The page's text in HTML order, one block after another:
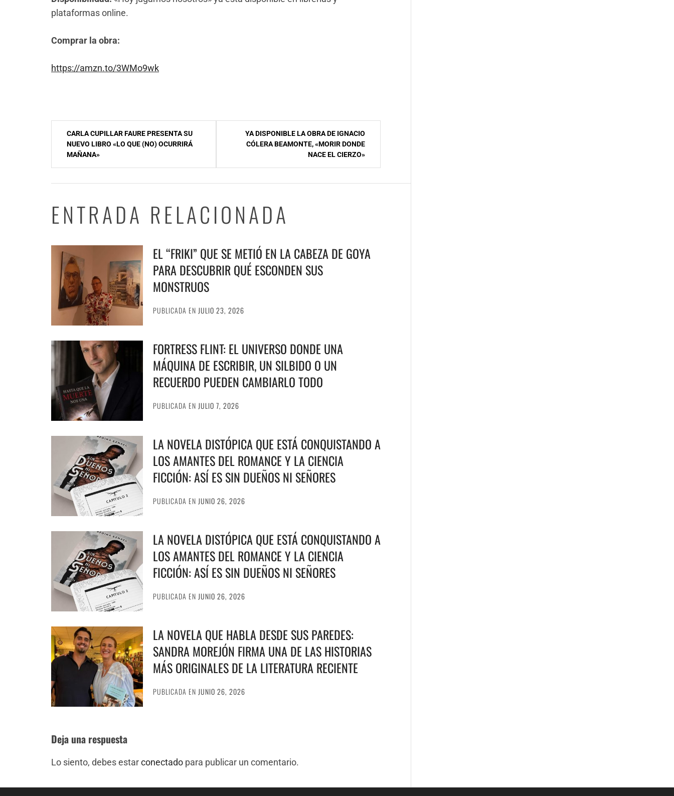
plataformas online.
Comprar la obra:
https://amzn.to/3WMo9wk
Navegación
entradas
CARLA CUPILLAR FAURE PRESENTA SU
NUEVO LIBRO «LO QUE (NO) OCURRIRÁ
MAÑANA»
YA DISPONIBLE LA OBRA DE IGNACIO
CÓLERA BEAMONTE, «MORIR DONDE
NACE EL CIERZO»
ENTRADA RELACIONADA
EL “FRIKI” QUE SE METIÓ EN LA CABEZA DE GOYA
PARA DESCUBRIR QUÉ ESCONDEN SUS
MONSTRUOS
PUBLICADA ENJULIO 23, 2026
FORTRESS FLINT: EL UNIVERSO DONDE UNA
MÁQUINA DE ESCRIBIR, UN SILBIDO O UN
RECUERDO PUEDEN CAMBIARLO TODO
PUBLICADA ENJULIO 7, 2026
LA NOVELA DISTÓPICA QUE ESTÁ CONQUISTANDO A
LOS AMANTES DEL ROMANCE Y LA CIENCIA
FICCIÓN: ASÍ ES SIN DUEÑOS NI SEÑORES
PUBLICADA ENJUNIO 26, 2026
LA NOVELA DISTÓPICA QUE ESTÁ CONQUISTANDO A
LOS AMANTES DEL ROMANCE Y LA CIENCIA
FICCIÓN: ASÍ ES SIN DUEÑOS NI SEÑORES
PUBLICADA ENJUNIO 26, 2026
LA NOVELA QUE HABLA DESDE SUS PAREDES:
SANDRA MOREJÓN FIRMA UNA DE LAS HISTORIAS
MÁS ORIGINALES DE LA LITERATURA RECIENTE
PUBLICADA ENJUNIO 26, 2026
Deja una respuesta
Lo siento, debes estarconectado para publicar un comentario.